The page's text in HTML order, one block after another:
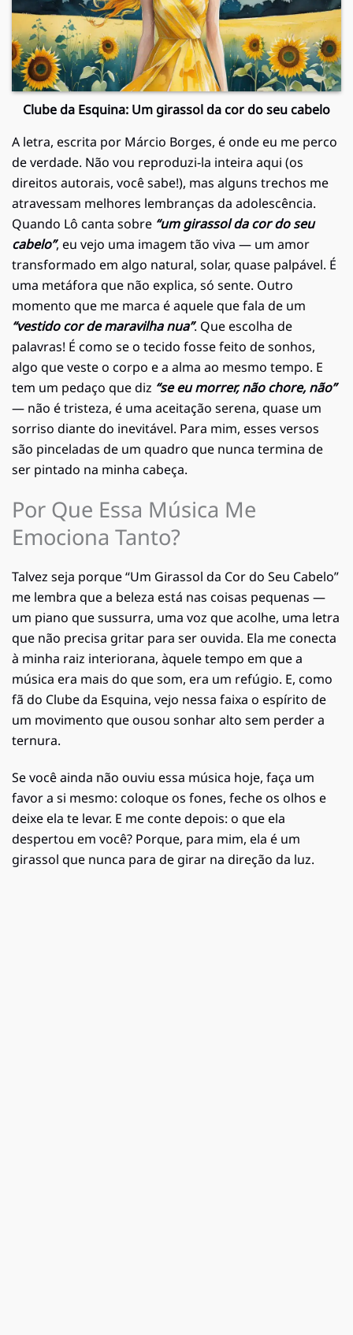
Clube da Esquina: Um girassol da cor do seu cabelo
A letra, escrita por Márcio Borges, é onde eu me perco
de verdade. Não vou reproduzi-la inteira aqui (os
direitos autorais, você sabe!), mas alguns trechos me
atravessam melhores lembranças da adolescência.
Quando Lô canta sobre “um girassol da cor do seu
cabelo”, eu vejo uma imagem tão viva — um amor
transformado em algo natural, solar, quase palpável. É
uma metáfora que não explica, só sente. Outro
momento que me marca é aquele que fala de um
“vestido cor de maravilha nua”. Que escolha de
palavras! É como se o tecido fosse feito de sonhos,
algo que veste o corpo e a alma ao mesmo tempo. E
tem um pedaço que diz “se eu morrer, não chore, não”
— não é tristeza, é uma aceitação serena, quase um
sorriso diante do inevitável. Para mim, esses versos
são pinceladas de um quadro que nunca termina de
ser pintado na minha cabeça.
Por Que Essa Música Me
Emociona Tanto?
Talvez seja porque “Um Girassol da Cor do Seu Cabelo”
me lembra que a beleza está nas coisas pequenas —
um piano que sussurra, uma voz que acolhe, uma letra
que não precisa gritar para ser ouvida. Ela me conecta
à minha raiz interiorana, àquele tempo em que a
música era mais do que som, era um refúgio. E, como
fã do Clube da Esquina, vejo nessa faixa o espírito de
um movimento que ousou sonhar alto sem perder a
ternura.
Se você ainda não ouviu essa música hoje, faça um
favor a si mesmo: coloque os fones, feche os olhos e
deixe ela te levar. E me conte depois: o que ela
despertou em você? Porque, para mim, ela é um
girassol que nunca para de girar na direção da luz.